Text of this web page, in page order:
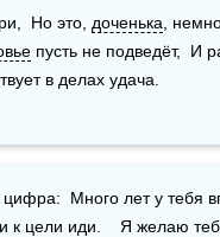
Но это, доченька ,
пусть не подведёт,  И
в делах удача.
Много лет у тебя
к цели иди.    Я желаю